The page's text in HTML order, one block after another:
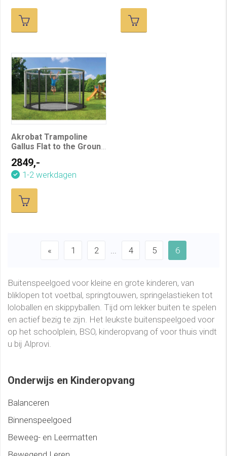
Akrobat Trampoline
Gallus Flat to the Ground
430 cm
2849,-
1-2 werkdagen
« 1 2 ... 4 5 6
Buitenspeelgoed voor kleine en grote kinderen, van
bliklopen tot voetbal, springtouwen, springelastieken tot
loloballen en skippyballen. Tijd om lekker buiten te spelen
en actief bezig te zijn. Het leukste buitenspeelgoed voor
op het schoolplein, BSO, kinderopvang of voor thuis vindt
u bij Alprovi.
Onderwijs en Kinderopvang
Balanceren
Binnenspeelgoed
Beweeg- en Leermatten